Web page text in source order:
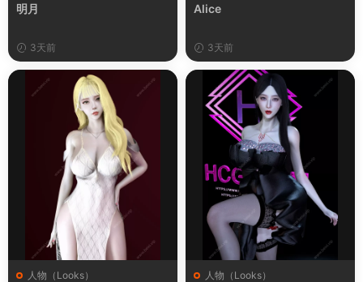
明月
3天前
Alice
3天前
人物（Looks） 人物（Looks）